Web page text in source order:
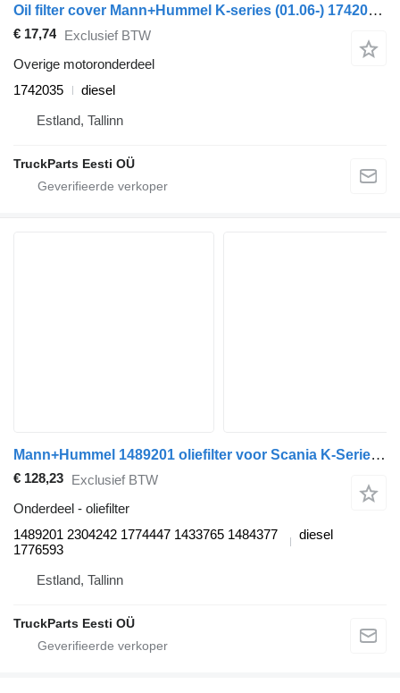
Oil filter cover Mann+Hummel K-series (01.06-) 1742035 voor Scania K,N,F-series bus (2006-)
€ 17,74 Exclusief BTW
Overige motoronderdeel
1742035
diesel
Estland, Tallinn
TruckParts Eesti OÜ
Mann+Hummel 1489201 oliefilter voor Scania K-Series (2016-) vrachtwagen
€ 128,23 Exclusief BTW
Onderdeel - oliefilter
1489201 2304242 1774447 1433765 1484377
1776593
diesel
Estland, Tallinn
TruckParts Eesti OÜ